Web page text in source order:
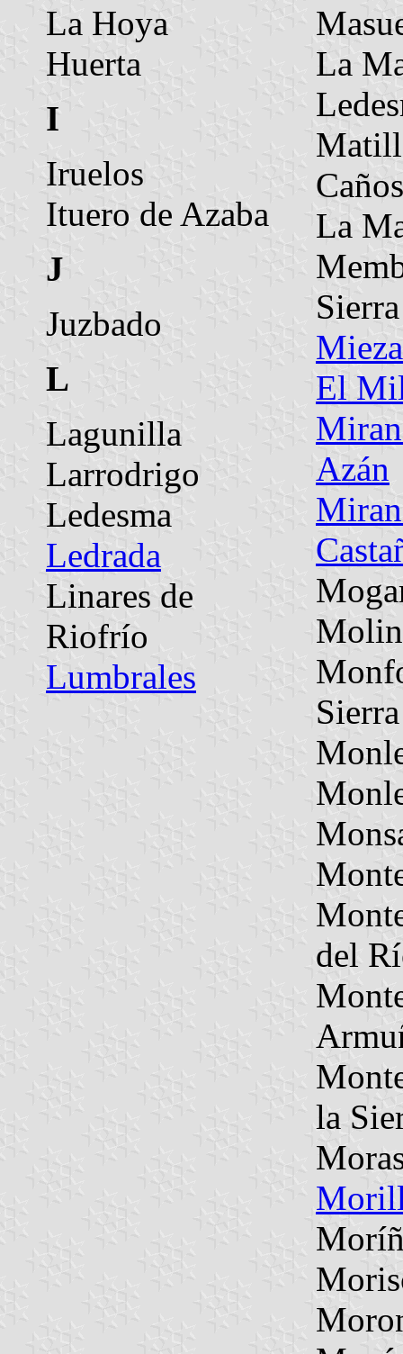
La Hoya
Huerta
I
Iruelos
Ituero de Azaba
J
Juzbado
L
Lagunilla
Larrodrigo
Ledesma
Ledrada
Linares de
Riofrío
Lumbrales
La
La
Sierra
Mieza
El
Azán
Sierra
del
la